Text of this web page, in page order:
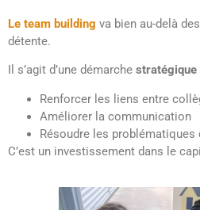
Le team building va bien au-delà
détente.
Il s’agit d’une démarche stratégique
Renforcer les liens entre
Améliorer la communication
Résoudre les
C’est un investissement dans le